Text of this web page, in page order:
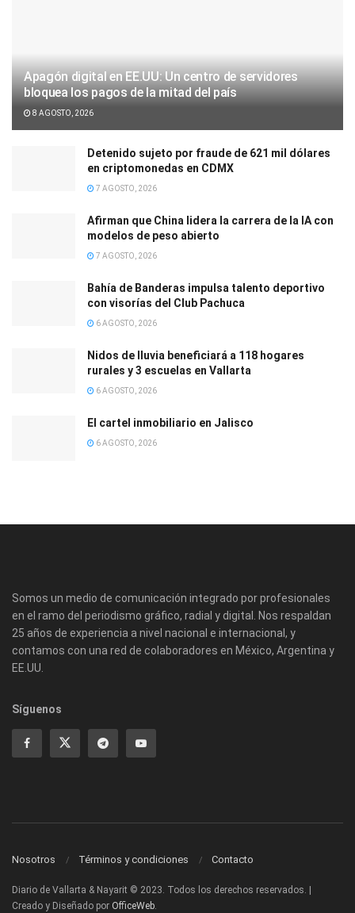
Apagón digital en EE.UU: Un centro de servidores
bloquea los pagos de la mitad del país
8 AGOSTO, 2026
Detenido sujeto por fraude de 621 mil dólares
en criptomonedas en CDMX
7 AGOSTO, 2026
Afirman que China lidera la carrera de la IA con
modelos de peso abierto
7 AGOSTO, 2026
Bahía de Banderas impulsa talento deportivo
con visorías del Club Pachuca
6 AGOSTO, 2026
Nidos de lluvia beneficiará a 118 hogares
rurales y 3 escuelas en Vallarta
6 AGOSTO, 2026
El cartel inmobiliario en Jalisco
6 AGOSTO, 2026
Somos un medio de comunicación integrado por profesionales
en el ramo del periodismo gráfico, radial y digital. Nos respaldan
25 años de experiencia a nivel nacional e internacional, y
contamos con una red de colaboradores en México, Argentina y
EE.UU.
Síguenos
Nosotros Términos y condiciones Contacto
Diario de Vallarta & Nayarit © 2023. Todos los derechos reservados. |
Creado y Diseñado por OfficeWeb